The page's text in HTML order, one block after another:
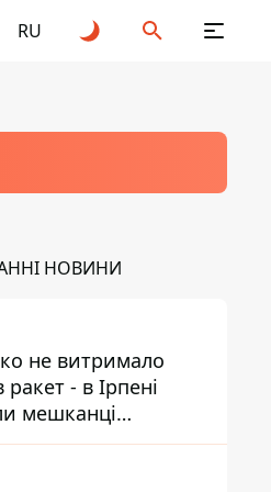
RU
НОВИНИ
не витримало
ракет - в Ірпені
мешканці
для собак з